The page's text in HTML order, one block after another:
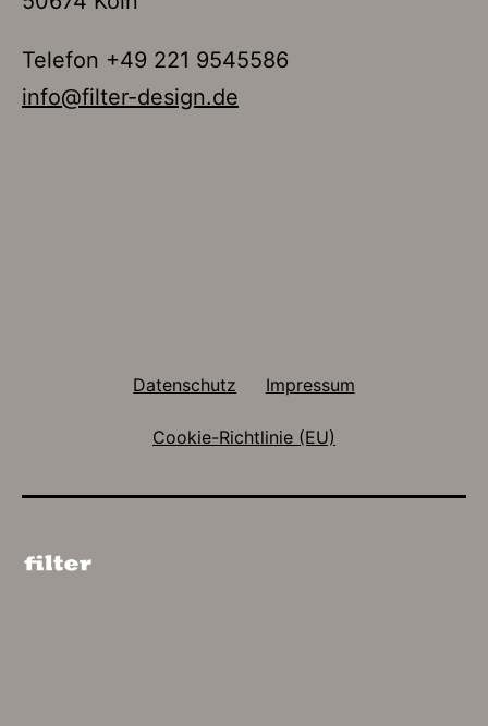
Telefon +49 221 9545586
info@filter-design.de
Datenschutz Impressum
Cookie-Richtlinie (EU)